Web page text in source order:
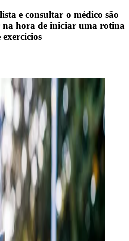
e consultar o médico são
na hora de iniciar uma rotina
exercícios